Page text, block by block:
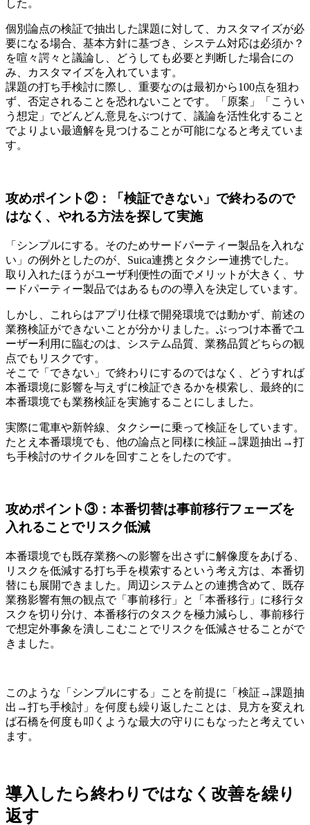
した。
個別論点の検証で抽出した課題に対して、カスタマイズが必
要になる場合、基本方針に基づき、システム対応は必須か？
を喧々諤々と議論し、どうしても必要と判断した場合にの
み、カスタマイズを入れています。
課題の打ち手検討に際し、重要なのは最初から100点を狙わ
ず、否定されることを恐れないことです。「原案」「こうい
う想定」でどんどん意見をぶつけて、議論を活性化すること
でよりよい最適解を見つけることが可能になると考えていま
す。
攻めポイント②：「検証できない」で終わるので
はなく、やれる方法を探して実施
「シンプルにする。そのためサードパーティー製品を入れな
い」の例外としたのが、Suica連携とタクシー連携でした。
取り入れたほうがユーザ利便性の面でメリットが大きく、サ
ードパーティー製品ではあるものの導入を決定しています。
しかし、これらはアプリ仕様で開発環境では動かず、前述の
業務検証ができないことが分かりました。ぶっつけ本番でユ
ーザー利用に臨むのは、システム品質、業務品質どちらの観
点でもリスクです。
そこで「できない」で終わりにするのではなく、どうすれば
本番環境に影響を与えずに検証できるかを模索し、最終的に
本番環境でも業務検証を実施することにしました。
実際に電車や新幹線、タクシーに乗って検証をしています。
たとえ本番環境でも、他の論点と同様に検証→課題抽出→打
ち手検討のサイクルを回すことをしたのです。
攻めポイント③：本番切替は事前移行フェーズを
入れることでリスク低減
本番環境でも既存業務への影響を出さずに解像度をあげる、
リスクを低減する打ち手を模索するという考え方は、本番切
替にも展開できました。周辺システムとの連携含めて、既存
業務影響有無の観点で「事前移行」と「本番移行」に移行タ
スクを切り分け、本番移行のタスクを極力減らし、事前移行
で想定外事象を潰しこむことでリスクを低減させることがで
きました。
このような「シンプルにする」ことを前提に「検証→課題抽
出→打ち手検討」を何度も繰り返したことは、見方を変えれ
ば石橋を何度も叩くような最大の守りにもなったと考えてい
ます。
導入したら終わりではなく改善を繰り
返す